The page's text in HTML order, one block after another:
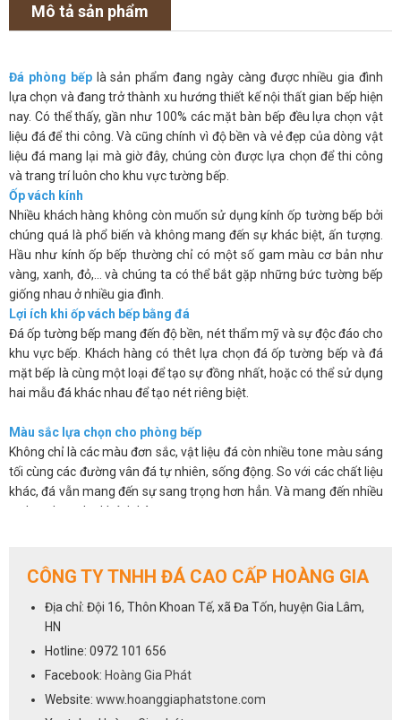
Mô tả sản phẩm
Đá phòng bếplà sản phẩm đang ngày càng được nhiều gia đình
lựa chọn và đang trở thành xu hướng thiết kế nội thất gian bếp hiện
nay. Có thể thấy, gần như 100% các mặt bàn bếp đều lựa chọn vật
liệu đá để thi công. Và cũng chính vì độ bền và vẻ đẹp của dòng vật
liệu đá mang lại mà giờ đây, chúng còn được lựa chọn để thi công
và trang trí luôn cho khu vực tường bếp.
Ốp vách kính
Nhiều khách hàng không còn muốn sử dụng kính ốp tường bếp bởi
chúng quá là phổ biến và không mang đến sự khác biệt, ấn tượng.
Hầu như kính ốp bếp thường chỉ có một số gam màu cơ bản như
vàng, xanh, đỏ,… và chúng ta có thể bắt gặp những bức tường bếp
giống nhau ở nhiều gia đình.
Lợi ích khi ốp vách bếp bằng đá
Đá ốp tường bếp mang đến độ bền, nét thẩm mỹ và sự độc đáo cho
khu vực bếp. Khách hàng có thêt lựa chọn đá ốp tường bếp và đá
mặt bếp là cùng một loại để tạo sự đồng nhất, hoặc có thể sử dụng
hai mẫu đá khác nhau để tạo nét riêng biệt.
Màu sắc lựa chọn cho phòng bếp
Không chỉ là các màu đơn sắc, vật liệu đá còn nhiều tone màu sáng
tối cùng các đường vân đá tự nhiên, sống động. So với các chất liệu
khác, đá vẫn mang đến sự sang trọng hơn hẳn. Và mang đến nhiều
sự lựa chọn cho khách hàng.
giúp bạn sẽ dễ dàng vệ sinh và luôn mang lại sự sạch sẽ.
bếp. Chúng khắc phục được những hạn chế về mẫu mã, màu sắc lại
vừa mang đến vẻ sang trọng và độ bền cho sản phẩm.
Cách lựa chọn đá cho phòng bếp
tất cả các dòng đá sử dụng để ốp mặt bếp đều có thể dùng cho vị trí
CÔNG TY TNHH ĐÁ CAO CẤP HOÀNG GIA
Địa chỉ: Đội 16, Thôn Khoan Tế, xã Đa Tốn, huyện Gia Lâm,
HN
Hotline: 0972 101 656
Facebook: Hoàng Gia Phát
Website: www.hoanggiaphatstone.com